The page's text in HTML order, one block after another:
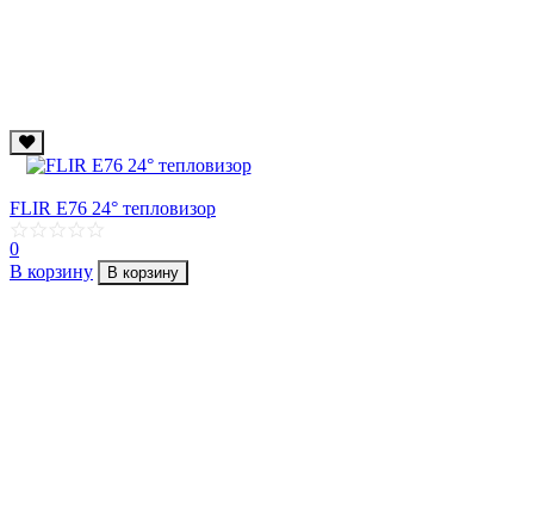
FLIR E76 24° тепловизор
0
В корзину
В корзину